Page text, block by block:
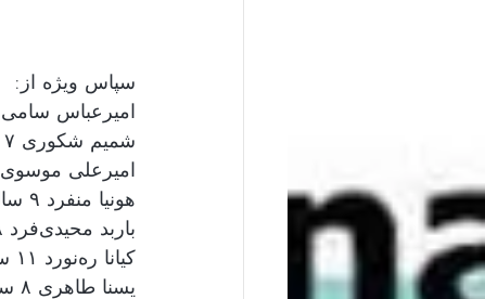
سپاس ویژه از:
امیرعباس سامی ۸ ساله
شمیم شکوری ۷ ساله
امیرعلی موسوی ۱۰ ساله
هونیا منفرد ۹ ساله
باربد محیدی‌فرد ۸ ساله
کیانا ره‌نورد ۱۱ ساله
یسنا طاهری ۸ ساله